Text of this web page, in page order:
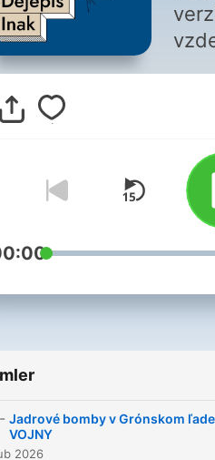
- Jadrové bomby v Grónskom
VOJNY
2026